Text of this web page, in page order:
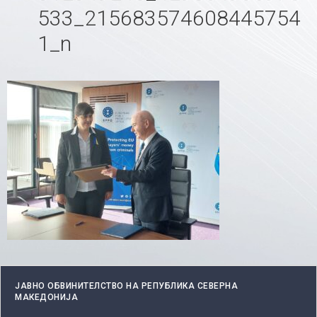
533_215683574608445754
1_n
ЈАВНО ОБВИНИТЕЛСТВО НА РЕПУБЛИКА СЕВЕРНА
МАКЕДОНИЈА